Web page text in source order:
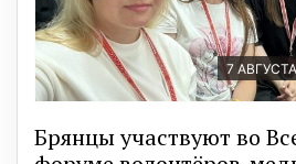
7
Брянцы участвуют во